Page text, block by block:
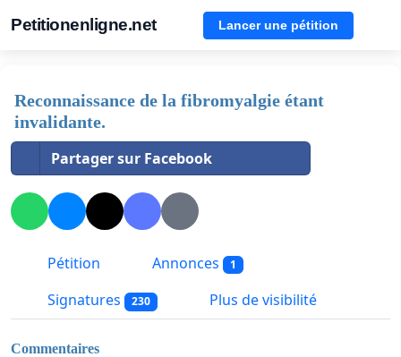
Petitionenligne.net Lancer une pétition
Reconnaissance de la fibromyalgie étant
invalidante.
Partager sur Facebook
Pétition Annonces 1
Signatures 230 Plus de visibilité
Commentaires